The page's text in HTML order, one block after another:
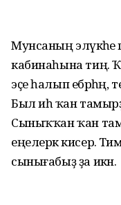
Мунсаның эләүкәһе
кабинаһына тиң.
эҫе һалып
Был иһә ҡан
Сыныҡҡан ҡан
еңелерәк кисерә.
сынығабыҙ ҙа икән.